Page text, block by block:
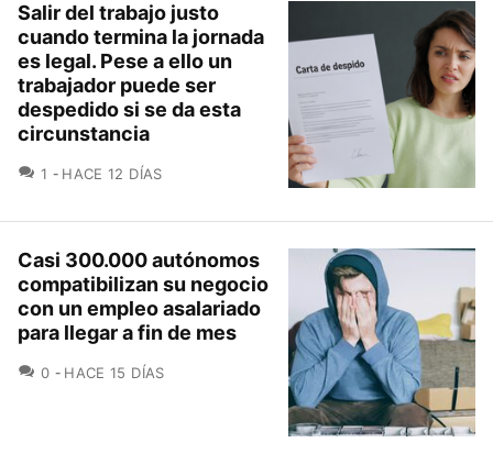
Salir del trabajo justo
cuando termina la jornada
es legal. Pese a ello un
trabajador puede ser
despedido si se da esta
circunstancia
1 COMENTARIOS
HACE 12 DÍAS
Casi 300.000 autónomos
compatibilizan su negocio
con un empleo asalariado
para llegar a fin de mes
0 COMENTARIOS
HACE 15 DÍAS